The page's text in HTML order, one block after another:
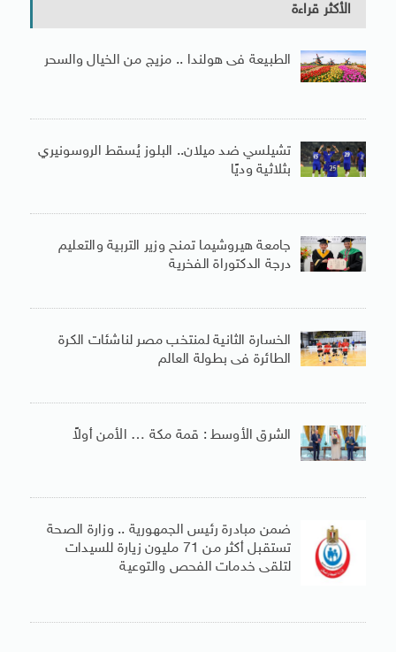
الأكثر قراءة
الطبيعة فى هولندا .. مزيج من الخيال والسحر
تشيلسي ضد ميلان.. البلوز يُسقط الروسونيري
بثلاثية وديًا
جامعة هيروشيما تمنح وزير التربية والتعليم
درجة الدكتوراة الفخرية
الخسارة الثانية لمنتخب مصر لناشئات الكرة
الطائرة فى بطولة العالم
الشرق الأوسط : قمة مكة … الأمن أولاً
ضمن مبادرة رئيس الجمهورية .. وزارة الصحة
تستقبل أكثر من 71 مليون زيارة للسيدات
لتلقى خدمات الفحص والتوعية